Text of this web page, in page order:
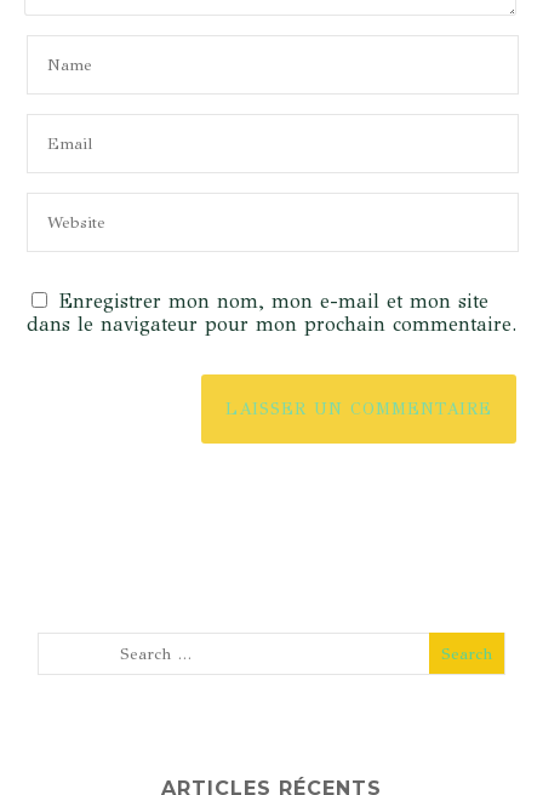
Enregistrer mon nom, mon e-mail et mon site
dans le navigateur pour mon prochain commentaire.
ARTICLES RÉCENTS